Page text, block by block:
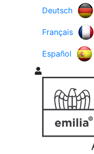
Deutsch
Français
Español